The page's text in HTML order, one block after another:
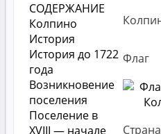
Флаг
СОДЕРЖАНИЕ
Колпино
История
История до 1722
года
Возникновение
поселения
Поселение в
XVIII — начале